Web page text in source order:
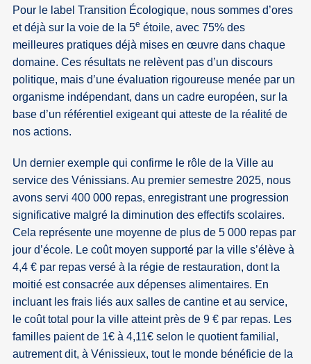
Pour le label Transition Écologique, nous sommes d’ores
et déjà sur la voie de la 5e étoile, avec 75% des
meilleures pratiques déjà mises en œuvre dans chaque
domaine. Ces résultats ne relèvent pas d’un discours
politique, mais d’une évaluation rigoureuse menée par un
organisme indépendant, dans un cadre européen, sur la
base d’un référentiel exigeant qui atteste de la réalité de
nos actions.
Un dernier exemple qui confirme le rôle de la Ville au
service des Vénissians. Au premier semestre 2025, nous
avons servi 400 000 repas, enregistrant une progression
significative malgré la diminution des effectifs scolaires.
Cela représente une moyenne de plus de 5 000 repas par
jour d’école. Le coût moyen supporté par la ville s’élève à
4,4 € par repas versé à la régie de restauration, dont la
moitié est consacrée aux dépenses alimentaires. En
incluant les frais liés aux salles de cantine et au service,
le coût total pour la ville atteint près de 9 € par repas. Les
familles paient de 1€ à 4,11€ selon le quotient familial,
autrement dit, à Vénissieux, tout le monde bénéficie de la